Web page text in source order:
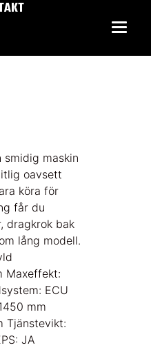
smidig maskin
oavsett
köra för
får du
dragkrok bak
lång modell.
Maxeffekt:
ECU
mm
Tjänstevikt:
JA